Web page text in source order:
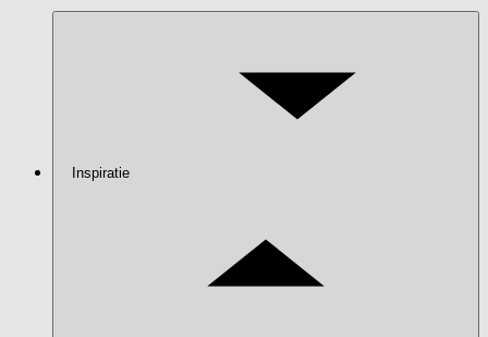
Inspiratie